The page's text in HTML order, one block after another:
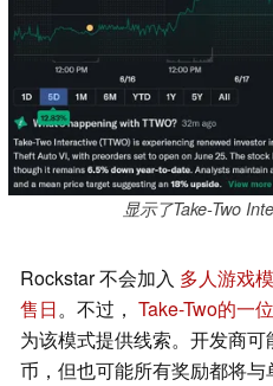
显示了Take-Two
Rockstar 不会加入 多人游戏
售日。不过， Take-Two的一
为该模式提供线索。开发商
币，但也可能所有奖励都将